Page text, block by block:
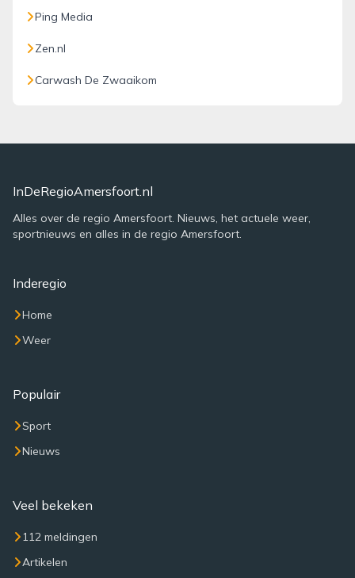
Ping Media
Zen.nl
Carwash De Zwaaikom
InDeRegioAmersfoort.nl
Alles over de regio Amersfoort. Nieuws, het actuele weer,
sportnieuws en alles in de regio Amersfoort.
Inderegio
Home
Weer
Populair
Sport
Nieuws
Veel bekeken
112 meldingen
Artikelen